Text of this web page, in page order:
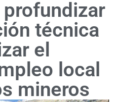
técnica
el
local
mineros